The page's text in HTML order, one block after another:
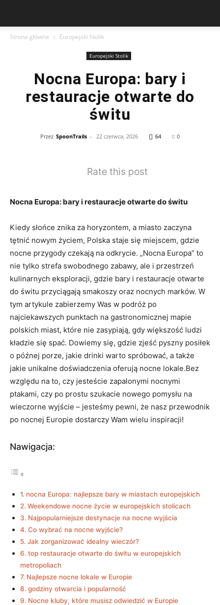
Strona główna Europejski Stolik
Europejski Stolik
Nocna Europa: bary i
restauracje otwarte do
świtu
Przez SpoonTrails - 22 czerwca, 2026 64 0
Rate this post
Nocna Europa: bary i restauracje otwarte do świtu
Kiedy słońce znika za horyzontem, a miasto zaczyna
tętnić nowym życiem, Polska staje się miejscem, gdzie
nocne przygody czekają na odkrycie. „Nocna Europa” to
nie tylko strefa swobodnego zabawy, ale i przestrzeń
kulinarnych eksploracji, gdzie bary i restauracje otwarte
do świtu przyciągają smakoszy oraz nocnych marków. W
tym artykule zabierzemy Was w podróż po
najciekawszych punktach na gastronomicznej mapie
polskich miast, które nie zasypiają, gdy większość ludzi
kładzie się spać. Dowiemy się, gdzie zjeść pyszny posiłek
o późnej porze, jakie drinki warto spróbować, a także
jakie unikalne doświadczenia oferują nocne lokale.Bez
względu na to, czy jesteście zapalonymi nocnymi
ptakami, czy po prostu szukacie nowego pomysłu na
wieczorne wyjście – jesteśmy pewni, że nasz przewodnik
po nocnej Europie dostarczy Wam wielu inspiracji!
Nawigacja:
nocna Europa: najlepsze bary w miastach europejskich
Weekendowe nocne życie w europejskich stolicach
Najpopularniejsze destynacje na nocne wyjścia
Co wybrać na nocne wyjście?
Jak zorganizować idealny wieczór?
top restauracje otwarte do świtu w europejskich
metropoliach
Najlepsze nocne lokale w Europie
godziny otwarcia i popularność
Nocne kluby, które musisz odwiedzić w Europie